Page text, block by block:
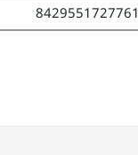
8429551727761